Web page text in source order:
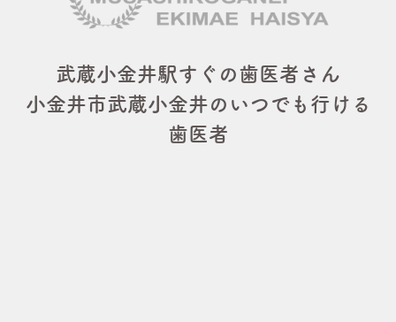
武蔵小金井駅すぐの歯医者さん
小金井市武蔵小金井のいつでも行ける
歯医者